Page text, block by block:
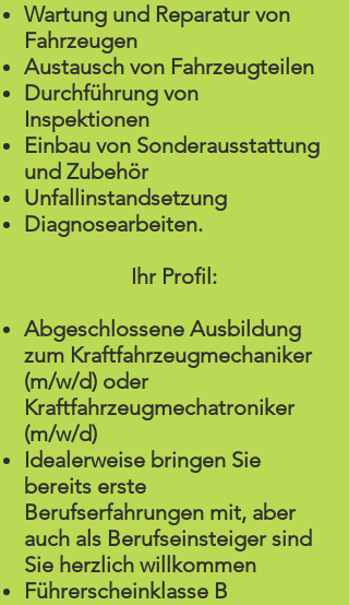
Wartung und Reparatur von
Fahrzeugen
Austausch von Fahrzeugteilen
Durchführung von
Inspektionen
Einbau von Sonderausstattung
und Zubehör
Unfallinstandsetzung
Diagnosearbeiten.
Ihr Profil:
Abgeschlossene Ausbildung
zum Kraftfahrzeugmechaniker
(m/w/d) oder
Kraftfahrzeugmechatroniker
(m/w/d)
Idealerweise bringen Sie
bereits erste
Berufserfahrungen mit, aber
auch als Berufseinsteiger sind
Sie herzlich willkommen
Führerscheinklasse B